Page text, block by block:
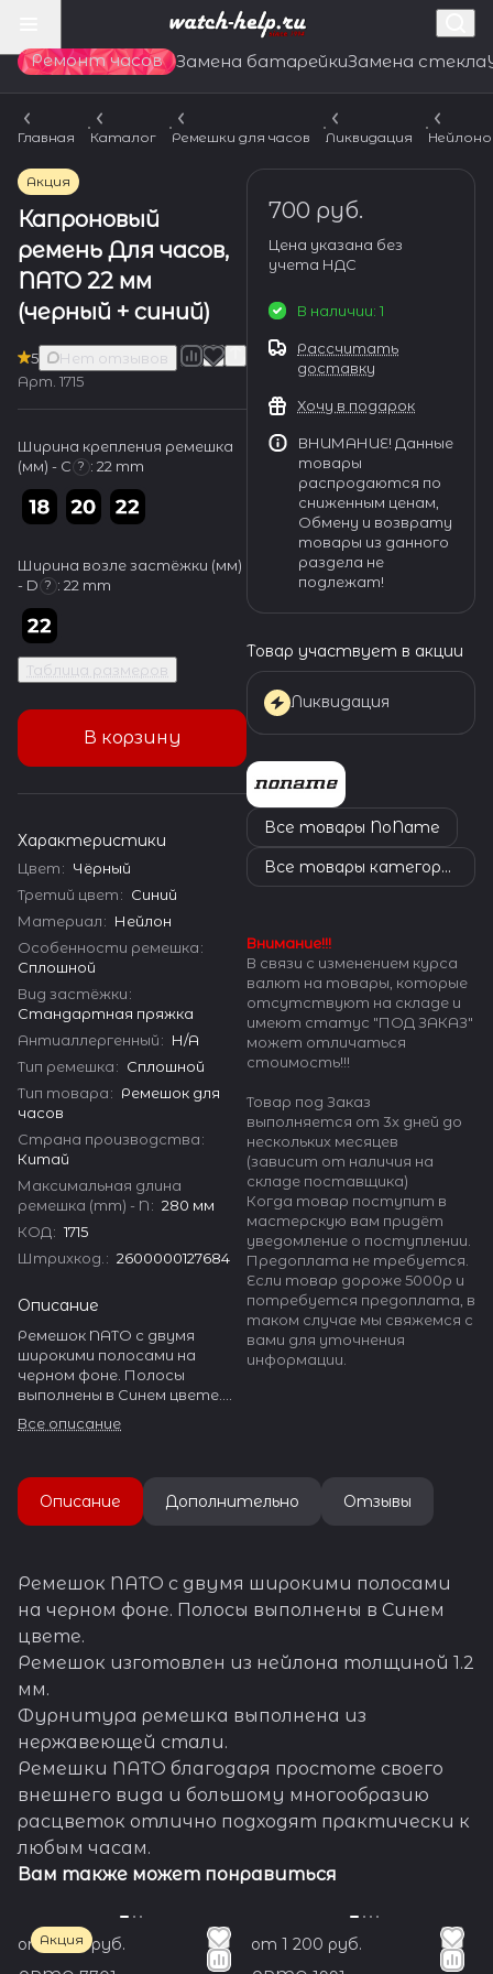
Ремонт часов Замена батарейкиЗамена стекла
Главная Каталог Ремешки для часов Ликвидация
Акция
Капроновый
ремень Для часов,
NATO 22 мм
(черный + синий)
5
Нет отзывов
Арт. 1715
Ширина крепления ремешка
(мм) - С ? : 22 mm
Ширина возле застёжки (мм)
- D ? : 22 mm
Таблица размеров
В корзину
Характеристики
Цвет: Чёрный
Третий цвет: Синий
Материал: Нейлон
Особенности ремешка:
Сплошной
Вид застёжки:
Стандартная пряжка
Антиаллергенный: Н/А
Тип ремешка: Сплошной
Тип товара: Ремешок для
часов
Страна производства:
Китай
Максимальная длина
ремешка (mm) - N: 280 мм
КОД: 1715
Штрихкод. : 2600000127684
Описание
Ремешок NATO с двумя
широкими полосами на
черном фоне. Полосы
выполнены в Синем цвете.
нейлона толщиной 1.2 мм.
выполнена из нержавеющей
стали.
Ремешки NATO благодаря
многообразию расцветок
отлично подходят
практически к любым часам.
Все описание
700 руб.
Цена указана без
учета НДС
В наличии: 1
Рассчитать
доставку
Хочу в подарок
ВНИМАНИЕ! Данные
товары
распродаются по
сниженным ценам,
Обмену и возврату
товары из данного
раздела не
подлежат!
Товар участвует в акции
Ликвидация
Все товары NoName
Все товары категории
Внимание!!!
В связи с изменением курса
валют на товары, которые
отсутствуют на складе и
имеют статус "ПОД ЗАКАЗ"
может отличаться
стоимость!!!
Товар под Заказ
выполняется от 3х дней до
нескольких месяцев
(зависит от наличия на
складе поставщика)
Когда товар поступит в
мастерскую вам придёт
уведомление о поступлении.
Предоплата не требуется.
Если товар дороже 5000р и
потребуется предоплата, в
таком случае мы свяжемся с
вами для уточнения
информации.
Описание Дополнительно Отзывы
Ремешок NATO с двумя широкими полосами
на черном фоне. Полосы выполнены в Синем
цвете.
Ремешок изготовлен из нейлона толщиной 1.2
мм.
Фурнитура ремешка выполнена из
нержавеющей стали.
Ремешки NATO благодаря простоте своего
внешнего вида и большому многообразию
расцветок отлично подходят практически к
любым часам.
Вам также может понравиться
Акция
от 1 350 руб.
от 1 200 руб.